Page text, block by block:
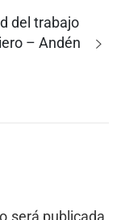
del trabajo
– Andén